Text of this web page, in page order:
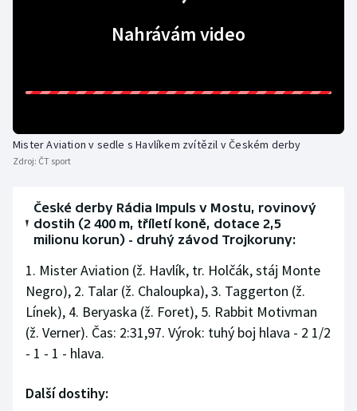
Veslování
Volejbal
Ostatní
Nahrávám video
Mister Aviation v sedle s Havlíkem zvítězil v Českém derby
Zdroj: ČT sport
České derby Rádia Impuls v Mostu, rovinový
dostih (2 400 m, tříletí koně, dotace 2,5
milionu korun) - druhý závod Trojkoruny:
1. Mister Aviation (ž. Havlík, tr. Holčák, stáj Monte
Negro), 2. Talar (ž. Chaloupka), 3. Taggerton (ž.
Línek), 4. Beryaska (ž. Foret), 5. Rabbit Motivman
(ž. Verner). Čas: 2:31,97. Výrok: tuhý boj hlava - 2 1/2
- 1 - 1 - hlava.
Další dostihy: